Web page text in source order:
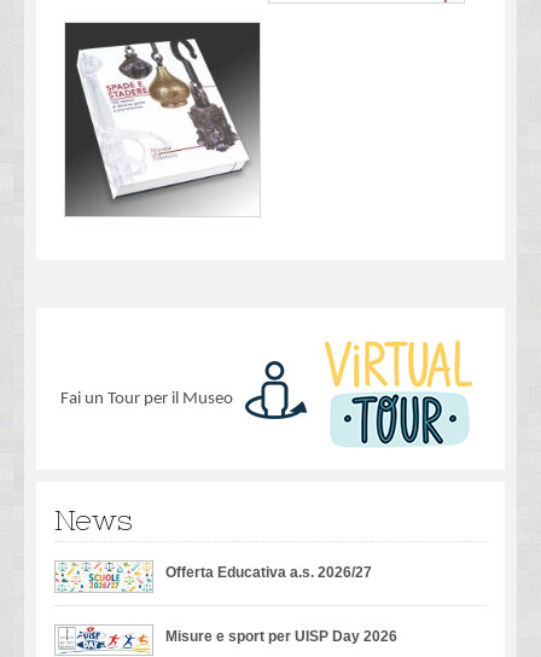
Fai un Tour per il Museo
News
Offerta Educativa a.s. 2026/27
Misure e sport per UISP Day 2026